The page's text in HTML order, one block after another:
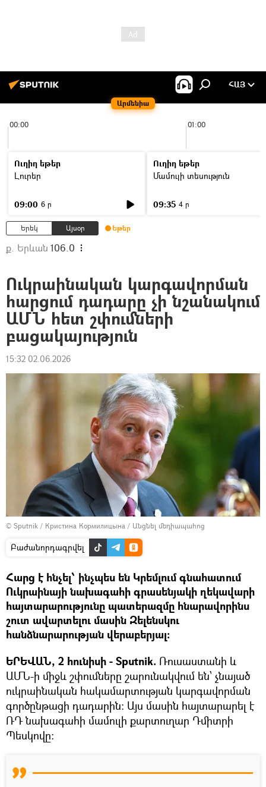
Արմենիա
ՀԱՅ
00:00 01:00
Ուղիղ եթեր
Լուրեր
09:00 6 ր
Ուղիղ եթեր
Մամուլի տեսություն
09:35 4 ր
Երեկ Այսօր Եթեր
ք. Երևան 106.0
Ուկրաինական կարգավորման
հարցում դադարը չի նշանակում
ԱՄՆ հետ շփումների
բացակայություն
15:32 02.06.2026
© Sputnik / Кристина Кормилицына / Անցնել մեդիապահոց
Բաժանորդագրվել
Հարց է հնչել՝ ինչպես են Կրեմլում գնահատում
Ուկրաինայի նախագահի գրասենյակի ղեկավարի
հայտարարությունը պատերազմը հնարավորինս
շուտ ավարտելու մասին Զելենսկու
հանձնարարության վերաբերյալ:
ԵՐԵՎԱՆ, 2 հունիսի - Sputnik. Ռուսաստանի և
ԱՄՆ-ի միջև շփումները շարունակվում են՝ չնայած
ուկրաինական հակամարտության կարգավորման
գործընթացի դադարին: Այս մասին հայտարարել է
ՌԴ նախագահի մամուլի քարտուղար Դմիտրի
Պեսկովը։